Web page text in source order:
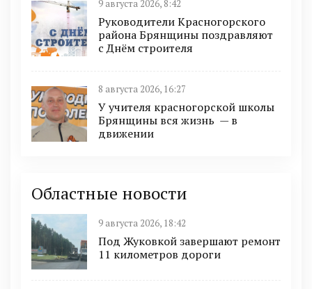
9 августа 2026, 8:42
Руководители Красногорского
района Брянщины поздравляют
с Днём строителя
8 августа 2026, 16:27
У учителя красногорской школы
Брянщины вся жизнь — в
движении
Областные новости
9 августа 2026, 18:42
Под Жуковкой завершают ремонт
11 километров дороги